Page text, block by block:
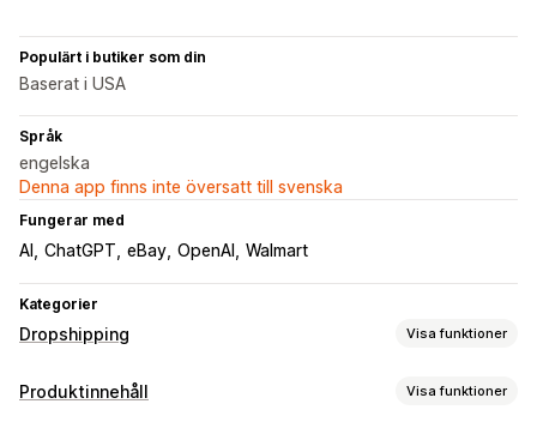
Populärt i butiker som din
Baserat i USA
Språk
engelska
Denna app finns inte översatt till svenska
Fungerar med
AI ChatGPT eBay OpenAI Walmart
Kategorier
Dropshipping Visa funktioner
Vilka produkter du kan köpa in
Produktinnehåll Visa funktioner